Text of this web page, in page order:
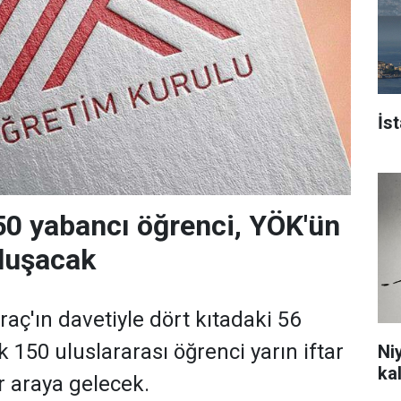
yabancı öğrenci, YÖK'ün
davetiyle dört kıtadaki 56
150 uluslararası öğrenci yarın iftar
araya gelecek.